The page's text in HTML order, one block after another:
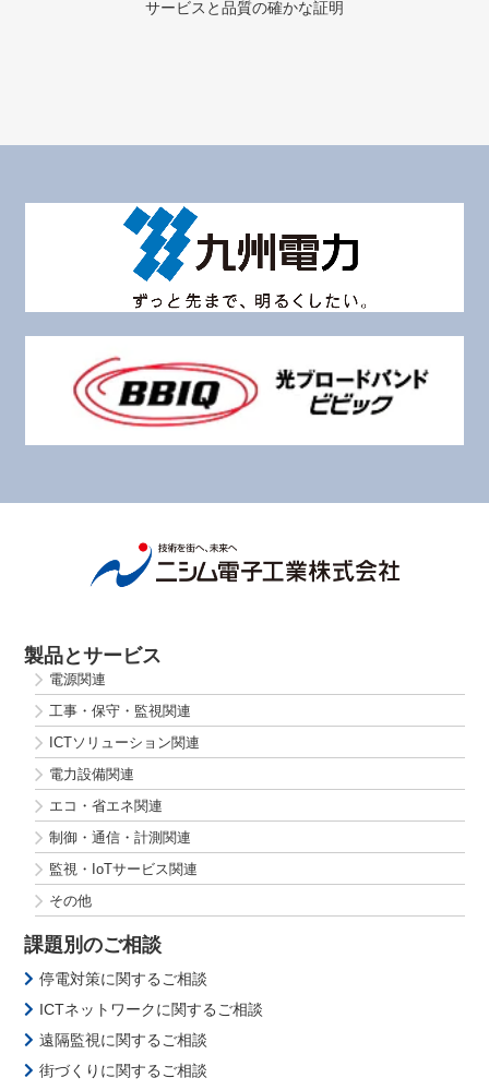
サービスと品質の確かな証明
製品とサービス
電源関連
工事・保守・監視関連
ICTソリューション関連
電力設備関連
エコ・省エネ関連
制御・通信・計測関連
監視・IoTサービス関連
その他
課題別のご相談
停電対策に関するご相談
ICTネットワークに関するご相談
遠隔監視に関するご相談
街づくりに関するご相談